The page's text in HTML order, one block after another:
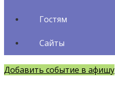
Гостям
Сайты
Добавить событие в афишу